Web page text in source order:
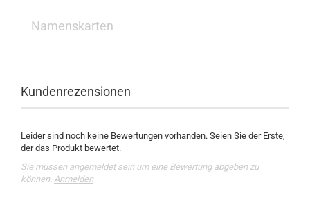
Namenskarten
Kundenrezensionen
Leider sind noch keine Bewertungen vorhanden. Seien Sie der Erste,
der das Produkt bewertet.
Sie müssen angemeldet sein um eine Bewertung abgeben zu
können. Anmelden